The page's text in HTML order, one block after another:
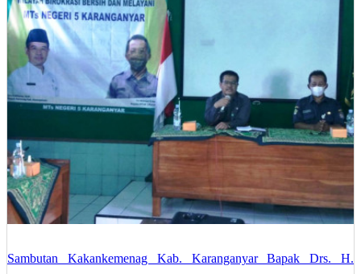
Sambutan Kakankemenag Kab. Karanganyar Bapak Drs. H.